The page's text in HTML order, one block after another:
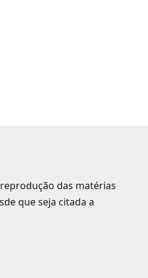
das matérias
que seja citada a